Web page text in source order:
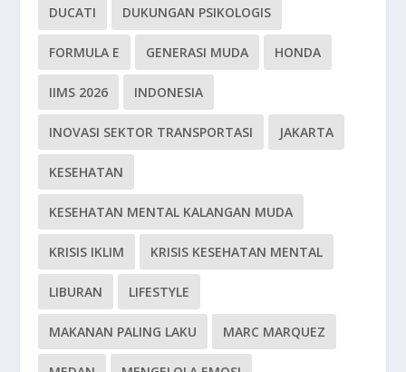
DUCATI DUKUNGAN PSIKOLOGIS
FORMULA E GENERASI MUDA HONDA
IIMS 2026 INDONESIA
INOVASI SEKTOR TRANSPORTASI JAKARTA
KESEHATAN
KESEHATAN MENTAL KALANGAN MUDA
KRISIS IKLIM KRISIS KESEHATAN MENTAL
LIBURAN LIFESTYLE
MAKANAN PALING LAKU MARC MARQUEZ